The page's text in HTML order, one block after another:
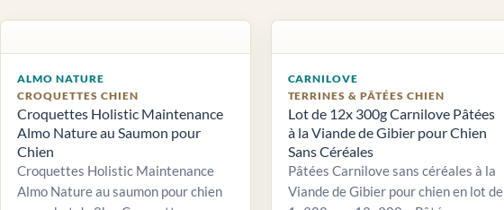
ALMO NATURE
CROQUETTES CHIEN
Croquettes Holistic Maintenance
Almo Nature au Saumon pour
Chien
Croquettes Holistic Maintenance
Almo Nature au saumon pour chien
CARNILOVE
TERRINES & PÂTÉES CHIEN
Lot de 12x 300g Carnilove Pâtées
à la Viande de Gibier pour Chien
Sans Céréales
Pâtées Carnilove sans céréales à la
Viande de Gibier pour chien en lot de